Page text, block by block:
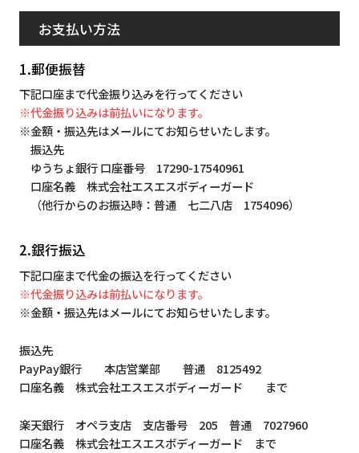
お支払い方法
1.郵便振替
下記口座まで代金振り込みを行ってください
※代金振り込みは前払いになります。
※金額・振込先はメールにてお知らせいたします。
振込先
ゆうちょ銀行 口座番号 17290-17540961
口座名義 株式会社エスエスボディーガード
（他行からのお振込時：普通 七二八店 1754096）
2.銀行振込
下記口座まで代金の振込を行ってください
※代金振り込みは前払いになります。
※金額・振込先はメールにてお知らせいたします。
振込先
PayPay銀行 本店営業部 普通 8125492
口座名義 株式会社エスエスボディーガード まで
楽天銀行 オペラ支店 支店番号 205 普通 7027960
口座名義 株式会社エスエスボディーガード まで